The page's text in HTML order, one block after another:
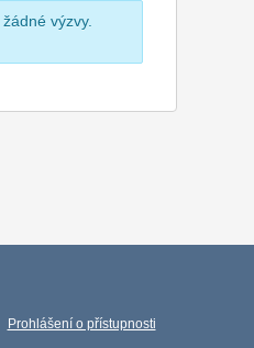
výzvy.
Prohlášení o přístupnosti